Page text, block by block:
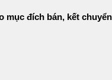
đích bán, kết